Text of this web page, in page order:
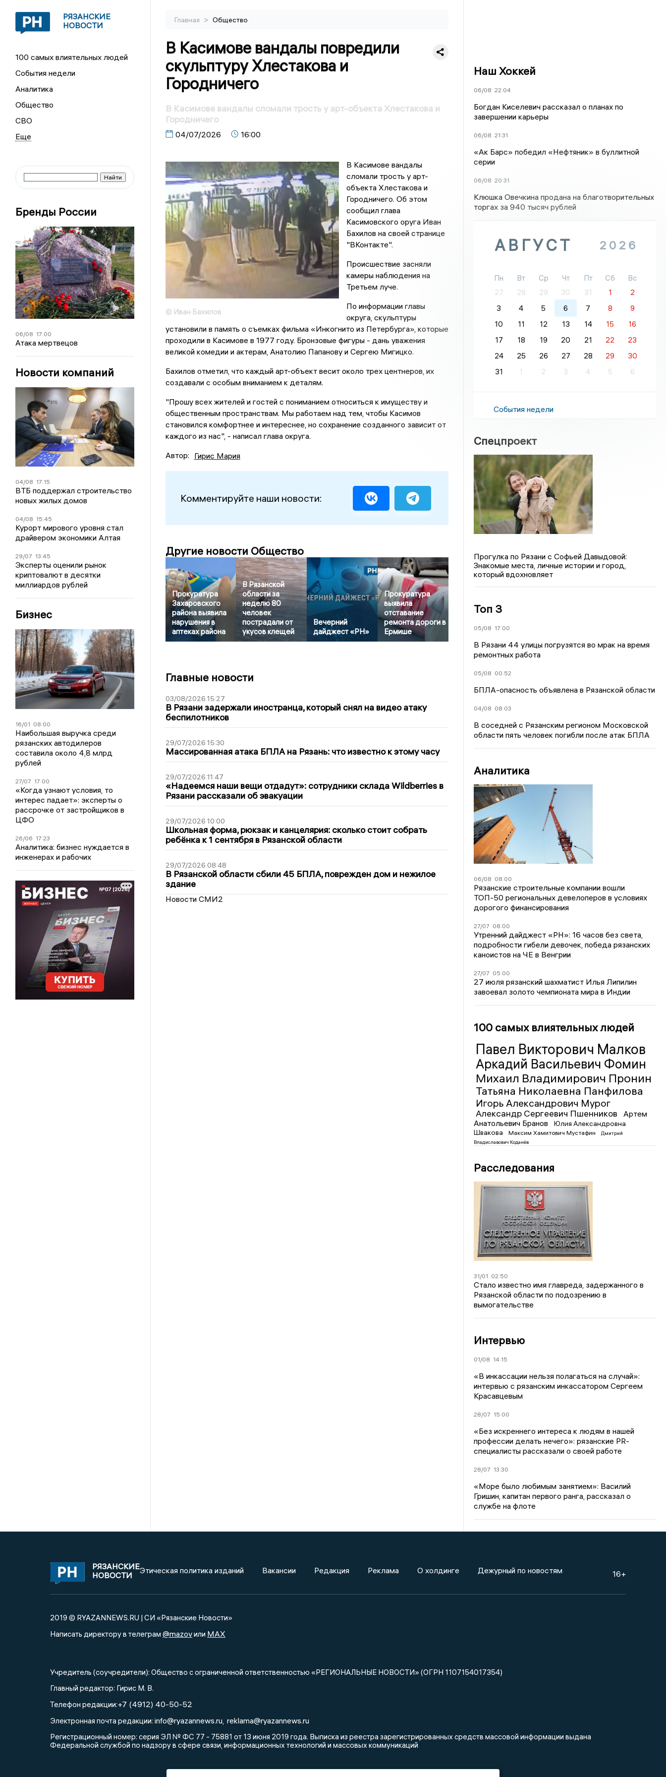
РЯЗАНСКИЕ
НОВОСТИ
100 самых влиятельных людей
События недели
Аналитика
Общество
СВО
Бренды России
06/08 17:00
Атака мертвецов
Новости компаний
04/08 17:15
ВТБ поддержал строительство
новых жилых домов
04/08 15:45
Курорт мирового уровня стал
драйвером экономики Алтая
29/07 13:45
Эксперты оценили рынок
криптовалют в десятки
миллиардов рублей
Бизнес
16/01 08:00
Наибольшая выручка среди
рязанских автодилеров
составила около 4,8 млрд
рублей
27/07 17:00
«Когда узнают условия, то
интерес падает»: эксперты о
рассрочке от застройщиков в
ЦФО
26/06 17:23
Аналитика: бизнес нуждается в
инженерах и рабочих
Главная > Общество
В Касимове вандалы повредили
скульптуру Хлестакова и
Городничего
В Касимове вандалы сломали трость у арт-объекта Хлестакова и
Городничего
04/07/2026 16:00
© Иван Бахилов
В Касимове вандалы
сломали трость у арт-
объекта Хлестакова и
Городничего. Об этом
сообщил глава
Касимовского оруга Иван
Бахилов на своей странице
"ВКонтакте".
Происшествие засняли
камеры наблюдения на
Третьем луче.
По информации главы
округа, скульптуры
установили в память о съемках фильма «Инкогнито из Петербурга», которые
проходили в Касимове в 1977 году. Бронзовые фигуры - дань уважения
великой комедии и актерам, Анатолию Папанову и Сергею Мигицко.
Бахилов отметил, что каждый арт-объект весит около трех центнеров, их
создавали с особым вниманием к деталям.
"Прошу всех жителей и гостей с пониманием относиться к имуществу и
общественным пространствам. Мы работаем над тем, чтобы Касимов
становился комфортнее и интереснее, но сохранение созданного зависит от
каждого из нас", - написал глава округа.
Автор: Гирис Мария
Комментируйте наши новости:
Другие новости Общество
Прокуратура
Захаровского
района выявила
нарушения в
аптеках района
В Рязанской
области за
неделю 80
человек
пострадали от
укусов клещей
Вечерний
дайджест «РН»
Прокуратура
выявила
отставание
ремонта дороги в
Ермише
Главные новости
03/08/2026 15:27
В Рязани задержали иностранца, который снял на видео атаку
беспилотников
29/07/2026 15:30
Массированная атака БПЛА на Рязань: что известно к этому часу
29/07/2026 11:47
«Надеемся наши вещи отдадут»: сотрудники склада Wildberries в
Рязани рассказали об эвакуации
29/07/2026 10:00
Школьная форма, рюкзак и канцелярия: сколько стоит собрать
ребёнка к 1 сентября в Рязанской области
29/07/2026 08:48
В Рязанской области сбили 45 БПЛА, поврежден дом и нежилое
здание
Новости СМИ2
Наш Хоккей
06/08 22:04
Богдан Киселевич рассказал о планах по
завершении карьеры
06/08 21:31
«Ак Барс» победил «Нефтяник» в буллитной
серии
06/08 20:31
Клюшка Овечкина продана на благотворительных
торгах за 940 тысяч рублей
АВГУСТ 2026
Пн Вт Ср Чт Пт Сб
Вс
27
28 29 30 31 1
2
3
4 5 6 7 8
9
10
11 12 13 14 15
16
17
18 19 20 21 22
23
24
25 26 27 28 29
30
31
1 2 3 4 5 6
События недели
Спецпроект
Прогулка по Рязани с Софьей Давыдовой:
Знакомые места, личные истории и город,
который вдохновляет
Топ 3
05/08 17:00
В Рязани 44 улицы погрузятся во мрак на время
ремонтных работа
05/08 00:52
БПЛА-опасность объявлена в Рязанской области
04/08 08:03
В соседней с Рязанским регионом Московской
области пять человек погибли после атак БПЛА
Аналитика
06/08 08:00
Рязанские строительные компании вошли
ТОП-50 региональных девелоперов в условиях
дорогого финансирования
27/07 08:00
Утренний дайджест «РН»: 16 часов без света,
подробности гибели девочек, победа рязанских
каноистов на ЧЕ в Венгрии
27/07 05:00
27 июля рязанский шахматист Илья Липилин
завоевал золото чемпионата мира в Индии
100 самых влиятельных людей
Павел Викторович Малков
Аркадий Васильевич Фомин
Михаил Владимирович Пронин
Татьяна Николаевна Панфилова
Игорь Александрович Мурог
Александр Сергеевич Пшенников
Артем
Анатольевич Бранов
Юлия Александровна
Швакова
Максим Хамитович Мустафин
Дмитрий
Владиславович Коданёв
Расследования
31/01 02:50
Стало известно имя главреда, задержанного в
Рязанской области по подозрению в
вымогательстве
Интервью
01/08 14:15
«В инкассации нельзя полагаться на случай»:
интервью с рязанским инкассатором Сергеем
Красавцевым
28/07 15:00
«Без искреннего интереса к людям в нашей
профессии делать нечего»: рязанские PR-
специалисты рассказали о своей работе
28/07 13:30
«Море было любимым занятием»: Василий
Гришин, капитан первого ранга, рассказал о
службе на флоте
РЯЗАНСКИЕ
НОВОСТИ
Этическая политика изданий Вакансии Редакция Реклама О холдинге Дежурный по новостям 16+
2019 © RYAZANNEWS.RU | СИ «Рязанские Новости»
Написать директору в телеграм @mazovили MAX
Учредитель (соучредители): Общество с ограниченной ответственностью «РЕГИОНАЛЬНЫЕ НОВОСТИ» (ОГРН 1107154017354)
Главный редактор: Гирис М. В.
Телефон редакции:+7 (4912) 40-50-52
Электронная почта редакции: info@ryazannews.ru reklama@ryazannews.ru
Регистрационный номер: серия ЭЛ № ФС 77 - 75881 от 13 июня 2019 года. Выписка из реестра зарегистрированных средств массовой информации выдана
Федеральной службой по надзору в сфере связи, информационных технологий и массовых коммуникаций